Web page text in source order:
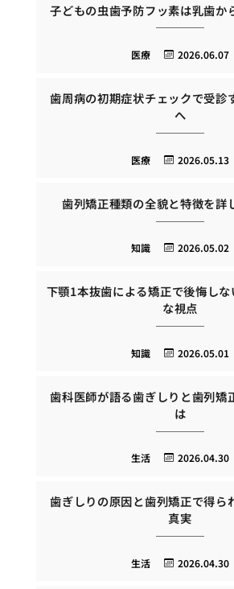
子どもの虫歯予防フッ素は乳歯か
2026.06.07
医療
歯周病の初期症状チェックで受診
へ
2026.05.13
医療
歯列矯正種類の全貌と特徴を詳
2026.05.02
知識
下顎1本抜歯による矯正で後悔し
な視点
2026.05.01
知識
歯科医師が語る歯ぎしりと歯列矯
は
2026.04.30
生活
歯ぎしりの原因と歯列矯正で得ら
真実
2026.04.30
生活